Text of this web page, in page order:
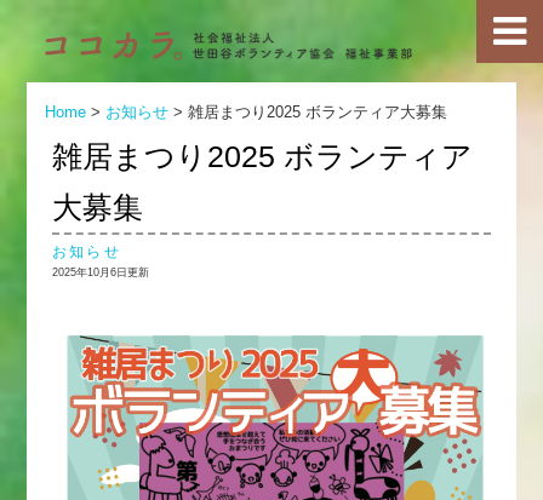
Home > お知らせ >雑居まつり2025 ボランティア大募集
雑居まつり2025 ボランティア
大募集
お知らせ
2025年10月6日更新